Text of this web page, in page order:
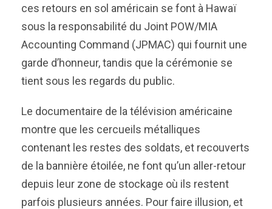
ces retours en sol américain se font à Hawaï
sous la responsabilité du Joint POW/MIA
Accounting Command (JPMAC) qui fournit une
garde d’honneur, tandis que la cérémonie se
tient sous les regards du public.
Le documentaire de la télévision américaine
montre que les cercueils métalliques
contenant les restes des soldats, et recouverts
de la bannière étoilée, ne font qu’un aller-retour
depuis leur zone de stockage où ils restent
parfois plusieurs années. Pour faire illusion, et